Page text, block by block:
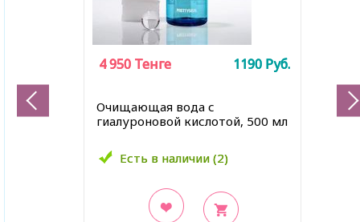
Очищающая вода с
гиалуроновой кислотой, 500 мл
Есть в наличии (2)
4 950 Тенге 1190 Руб.
Есть в наличии (2)
4 950 Тенге 1190 Руб.